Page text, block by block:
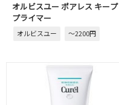
オルビスユー ポアレス キープ
プライマー
オルビスユー ～2200円